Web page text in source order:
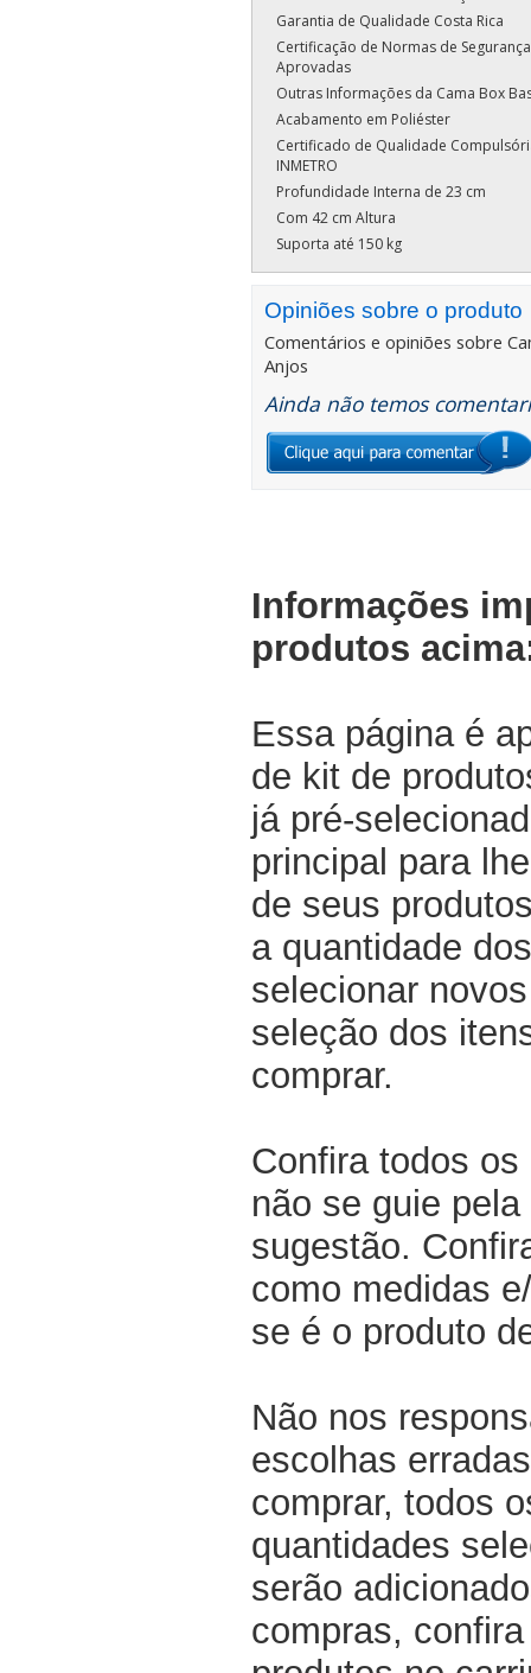
Garantia de Qualidade Costa Rica
Certificação de Normas de Segurança
Aprovadas
Outras Informações da Cama Box
Acabamento em Poliéster
Certificado de Qualidade
INMETRO
Profundidade Interna de 23 cm
Com 42 cm Altura
Suporta até 150 kg
Opiniões sobre o produto
Comentários e opiniões sobre
Anjos
Ainda não temos
Informações
produtos
Essa página é
de kit de
já pré-
principal para
de seus
a quantidade
selecionar
seleção dos
comprar.
Confira todos
não se guie
sugestão.
como medidas
se é o produto
Não nos
escolhas
comprar, todos
quantidades
serão
compras,